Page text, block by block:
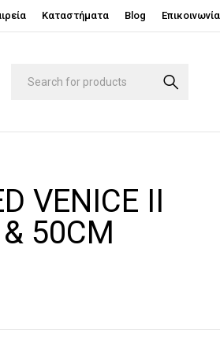
Καταστήματα Blog Επικοινωνία
VENICE II
50CM